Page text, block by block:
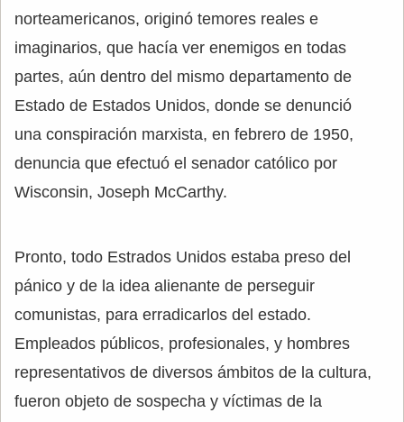
norteamericanos, originó temores reales e
imaginarios, que hacía ver enemigos en todas
partes, aún dentro del mismo departamento de
Estado de Estados Unidos, donde se denunció
una conspiración marxista, en febrero de 1950,
denuncia que efectuó el senador católico por
Wisconsin, Joseph McCarthy.
Pronto, todo Estrados Unidos estaba preso del
pánico y de la idea alienante de perseguir
comunistas, para erradicarlos del estado.
Empleados públicos, profesionales, y hombres
representativos de diversos ámbitos de la cultura,
fueron objeto de sospecha y víctimas de la